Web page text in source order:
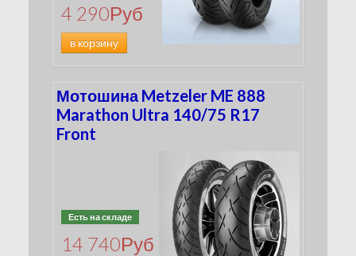
4 290Руб
в корзину
Мотошина Metzeler ME 888
Marathon Ultra 140/75 R17
Front
Есть на складе
14 740Руб